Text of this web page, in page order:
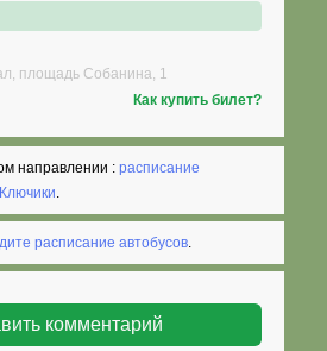
площадь Собанина, 1
Как купить билет?
направлении :расписание
расписание автобусов